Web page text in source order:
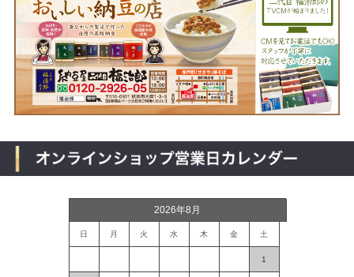
2026年8月
日 月 火 水 木 金 土
1